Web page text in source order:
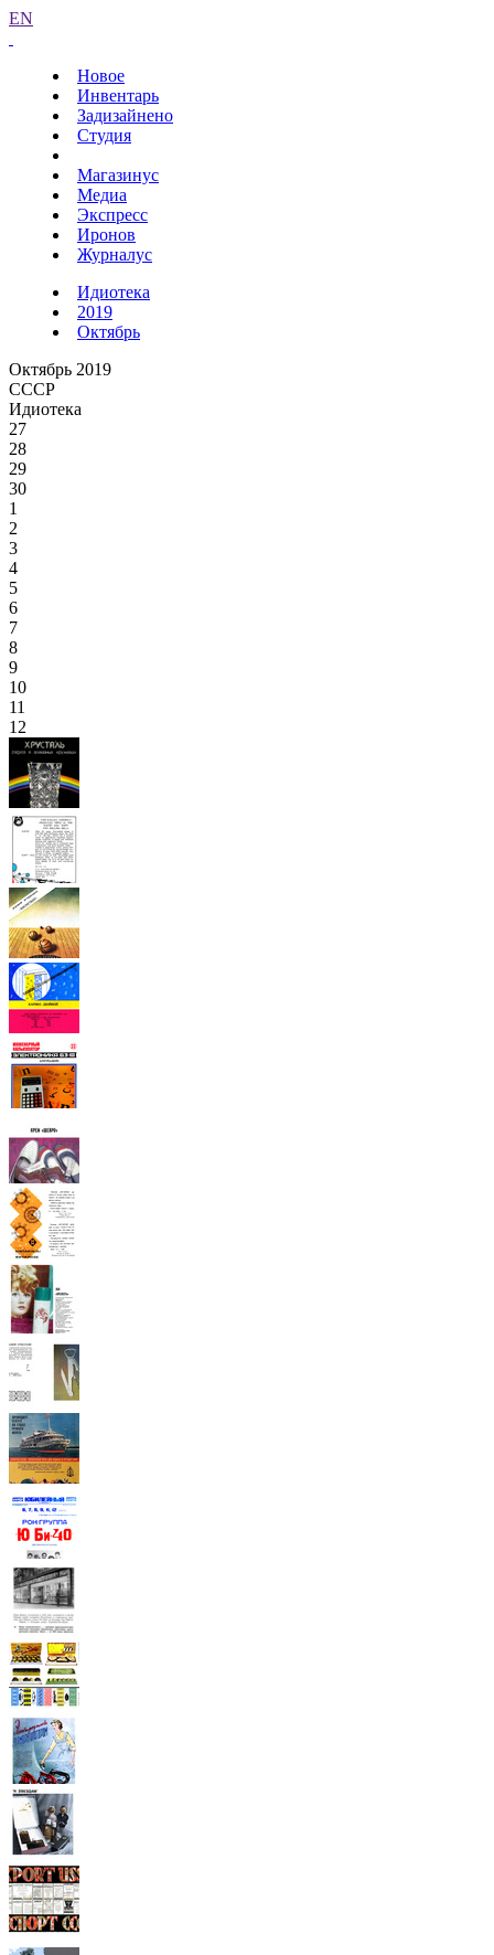
EN
Новое
Инвентарь
Задизайнено
Студия
Магазинус
Медиа
Экспресс
Иронов
Журналус
Идиотека
2019
Октябрь
Октябрь 2019
СССР
Идиотека
27
28
29
30
1
2
3
4
5
6
7
8
9
10
11
12